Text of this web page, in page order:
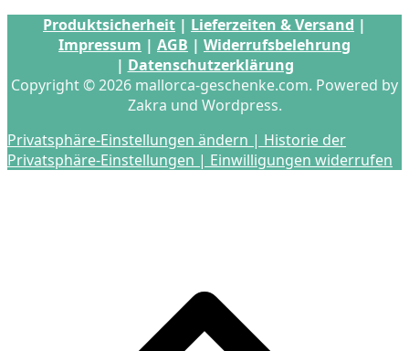
Produktsicherheit | Lieferzeiten & Versand |
Impressum | AGB | Widerrufsbelehrung
| Datenschutzerklärung
Copyright © 2026 mallorca-geschenke.com. Powered by
Zakra und Wordpress.
Privatsphäre-Einstellungen ändern | Historie der
Privatsphäre-Einstellungen | Einwilligungen widerrufen